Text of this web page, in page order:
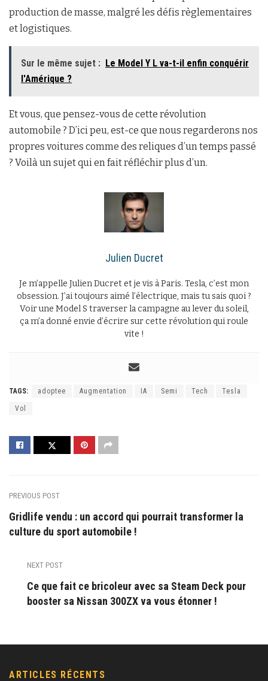
production de masse, malgré les défis règlementaires
et logistiques.
Sur le même sujet : Le Model Y L va-t-il enfin conquérir
l'Amérique ?
Et vous, que pensez-vous de cette révolution
automobile ? D’ici peu, est-ce que nous regarderons nos
propres voitures comme des reliques d’un temps passé
? Voilà un sujet qui en fait réfléchir plus d’un.
Julien Ducret
Je m’appelle Julien Ducret et je vis à Paris. Tesla, c’est mon
obsession. J’ai toujours aimé l’électrique, mais tu sais quoi ?
Voir une Model S traverser la campagne au lever du soleil,
ça m’a donné envie d’écrire sur cette révolution qui roule
vite !
TAGS: adoptee Augmentation IA Semi Tech Tesla
Vol
PREVIOUS POST
Gridlife vendu : un accord qui pourrait transformer la
culture du sport automobile !
NEXT POST
Ce que fait ce bricoleur avec sa Steam Deck pour
booster sa Nissan 300ZX va vous étonner !
ARTICLES RÉCENTS